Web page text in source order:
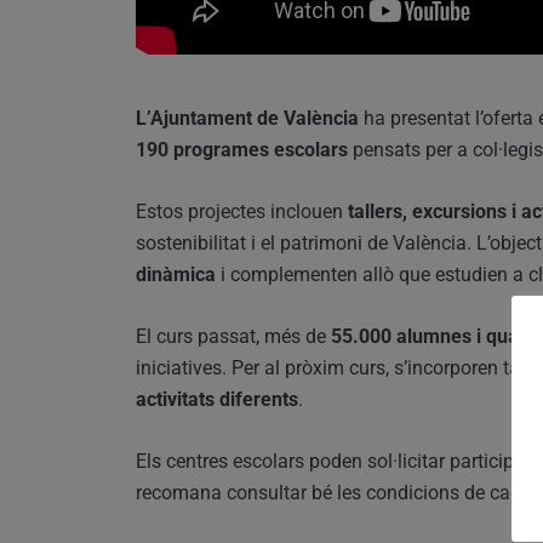
L’Ajuntament de València ha presentat
190 programes escolars pensats per a
Estos projectes inclouen tallers, excursions i
sostenibilitat i el patrimoni de València.
dinàmica i complementen allò que estudien a
El curs passat, més de 55.000 alumnes i quasi
iniciatives. Per al pròxim curs, s’incorporen
activitats diferents.
Els centres escolars poden sol·licitar participar
recomana consultar bé les condicions de